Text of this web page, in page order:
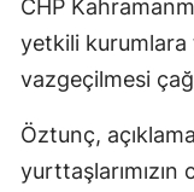
CHP
yetkili kurumlara
vazgeçilmesi
Öztunç,